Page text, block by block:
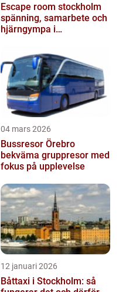
Escape room stockholm
spänning, samarbete och
hjärngympa i
04 mars 2026
Bussresor Örebro
bekväma gruppresor med
fokus på upplevelse
12 januari 2026
Båttaxi i Stockholm: så